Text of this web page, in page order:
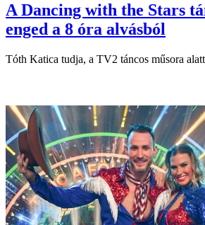
A Dancing with the Stars
enged a 8 óra alvásból
Tóth Katica tudja, a TV2 táncos műsora